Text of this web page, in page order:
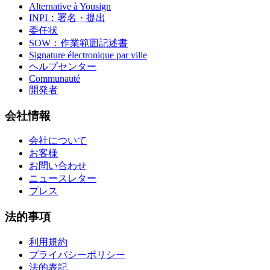
Alternative à Yousign
INPI：署名・提出
委任状
SOW：作業範囲記述書
Signature électronique par ville
ヘルプセンター
Communauté
開発者
会社情報
会社について
お客様
お問い合わせ
ニュースレター
プレス
法的事項
利用規約
プライバシーポリシー
法的表記